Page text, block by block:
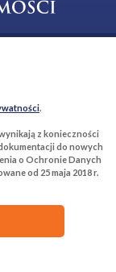
4u
prawa
.
z konieczności
do nowych
o Ochronie Danych
od 25 maja 2018 r.